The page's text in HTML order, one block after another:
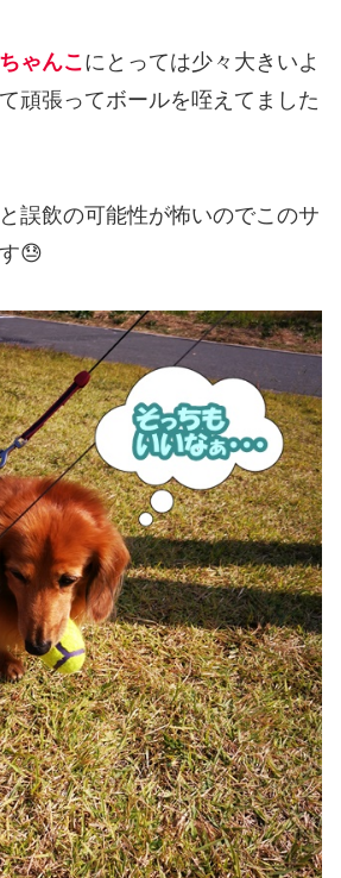
ちゃんこにとっては少々大きいよ
頑張ってボールを咥えてました
誤飲の可能性が怖いのでこのサ
😓